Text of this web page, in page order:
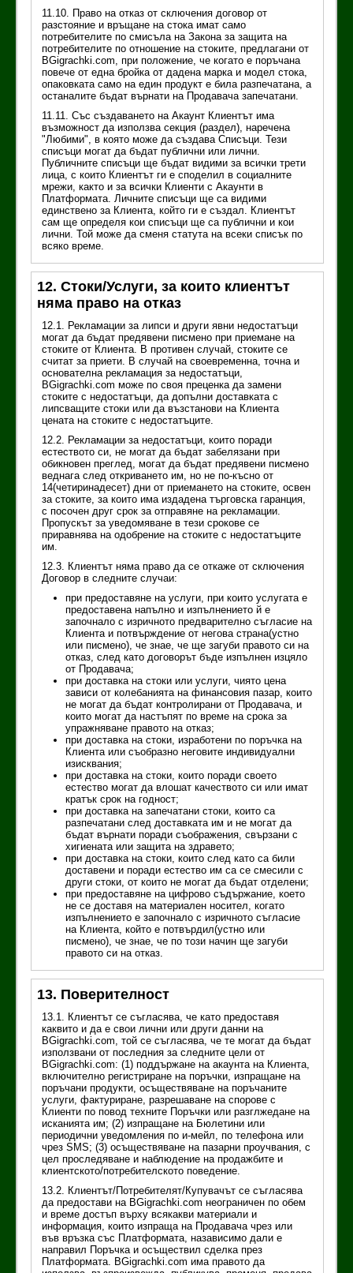
11.10. Право на отказ от сключения договор от
разстояние и връщане на стока имат само
потребителите по смисъла на Закона за защита на
потребителите по отношение на стоките, предлагани от
BGigrachki.com, при положение, че когато е поръчана
повече от една бройка от дадена марка и модел стока,
опаковката само на един продукт е била разпечатана, а
останалите бъдат върнати на Продавача запечатани.
11.11. Със създаването на Акаунт Клиентът има
възможност да използва секция (раздел), наречена
"Любими", в която може да създава Списъци. Тези
списъци могат да бъдат публични или лични.
Публичните списъци ще бъдат видими за всички трети
лица, с които Клиентът ги е споделил в социалните
мрежи, както и за всички Клиенти с Акаунти в
Платформата. Личните списъци ще са видими
единствено за Клиента, който ги е създал. Клиентът
сам ще определя кои списъци ще са публични и кои
лични. Той може да сменя статута на всеки списък по
всяко време.
12. Стоки/Услуги, за които клиентът
няма право на отказ
12.1. Рекламации за липси и други явни недостатъци
могат да бъдат предявени писмено при приемане на
стоките от Клиента. В противен случай, стоките се
считат за приети. В случай на своевременна, точна и
основателна рекламация за недостатъци,
BGigrachki.com може по своя преценка да замени
стоките с недостатъци, да допълни доставката с
липсващите стоки или да възстанови на Клиента
цената на стоките с недостатъците.
12.2. Рекламации за недостатъци, които поради
естеството си, не могат да бъдат забелязани при
обикновен преглед, могат да бъдат предявени писмено
веднага след откриването им, но не по-късно от
14(четиринадесет) дни от приемането на стоките, освен
за стоките, за които има издадена търговска гаранция,
с посочен друг срок за отправяне на рекламации.
Пропускът за уведомяване в тези срокове се
приравнява на одобрение на стоките с недостатъците
им.
12.3. Клиентът няма право да се откаже от сключения
Договор в следните случаи:
при предоставяне на услуги, при които услугата е
предоставена напълно и изпълнението й е
започнало с изричното предварително съгласие на
Клиента и потвърждение от негова страна(устно
или писмено), че знае, че ще загуби правото си на
отказ, след като договорът бъде изпълнен изцяло
от Продавача;
при доставка на стоки или услуги, чиято цена
зависи от колебанията на финансовия пазар, които
не могат да бъдат контролирани от Продавача, и
които могат да настъпят по време на срока за
упражняване правото на отказ;
при доставка на стоки, изработени по поръчка на
Клиента или съобразно неговите индивидуални
изисквания;
при доставка на стоки, които поради своето
естество могат да влошат качеството си или имат
кратък срок на годност;
при доставка на запечатани стоки, които са
разпечатани след доставката им и не могат да
бъдат върнати поради съображения, свързани с
хигиената или защита на здравето;
при доставка на стоки, които след като са били
доставени и поради естество им са се смесили с
други стоки, от които не могат да бъдат отделени;
при предоставяне на цифрово съдържание, което
не се доставя на материален носител, когато
изпълнението е започнало с изричното съгласие
на Клиента, който е потвърдил(устно или
писмено), че знае, че по този начин ще загуби
правото си на отказ.
13. Поверителност
13.1. Клиентът се съгласява, че като предоставя
каквито и да е свои лични или други данни на
BGigrachki.com, той се съгласява, че те могат да бъдат
използвани от последния за следните цели от
BGigrachki.com: (1) поддържане на акаунта на Клиента,
включително регистриране на поръчки, изпращане на
поръчани продукти, осъществяване на поръчаните
услуги, фактуриране, разрешаване на спорове с
Клиенти по повод техните Поръчки или разглжедане на
исканията им; (2) изпращане на Бюлетини или
периодични уведомления по и-мейл, по телефона или
чрез SMS; (3) осъществяване на пазарни проучвания, с
цел проследяване и наблюдение на продажбите и
клиентското/потребителското поведение.
13.2. Клиентът/Потребителят/Купувачът се съгласява
да предостави на BGigrachki.com неограничен по обем
и време достъп върху всякакви материали и
информация, които изпраща на Продавача чрез или
във връзка със Платформата, назависимо дали е
направил Поръчка и осъществил сделка през
Платформата. BGigrachki.com има правото да